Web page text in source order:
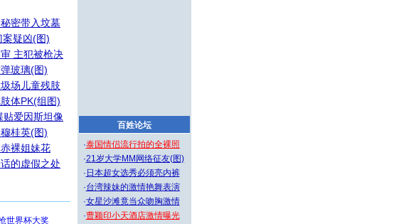
密带入坟墓
疑凶(图)
主犯被枪决
玻璃(图)
场儿童残肢
体PK(组图)
贴爱因斯坦像
桂英(图)
裸姐妹花
的虚假之处
百姓论坛
·泰国情侣流行拍的全裸照
·21岁大学MM网络征友(图)
· 日本超女选秀必须亮内裤
·台湾辣妹的激情艳舞表演
·女星沙滩竟当众吻胸激情
·曹颖印小天酒店激情曝光